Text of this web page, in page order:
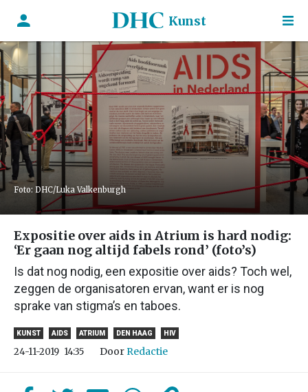
Kunst
Foto: DHC/Luka Valkenburgh
Expositie over aids in Atrium is hard nodig:
‘Er gaan nog altijd fabels rond’ (foto’s)
Is dat nog nodig, een expositie over aids? Toch wel,
zeggen de organisatoren ervan, want er is nog
sprake van stigma’s en taboes.
KUNST AIDS ATRIUM DEN HAAG HIV
24-11-2019 14:35 DoorRedactie